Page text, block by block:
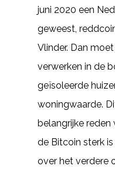
juni 2020 een
geweest,
Vlinder. Dan
verwerken in de
geïsoleerde
woningwaarde.
belangrijke reden
de Bitcoin sterk
over het verdere